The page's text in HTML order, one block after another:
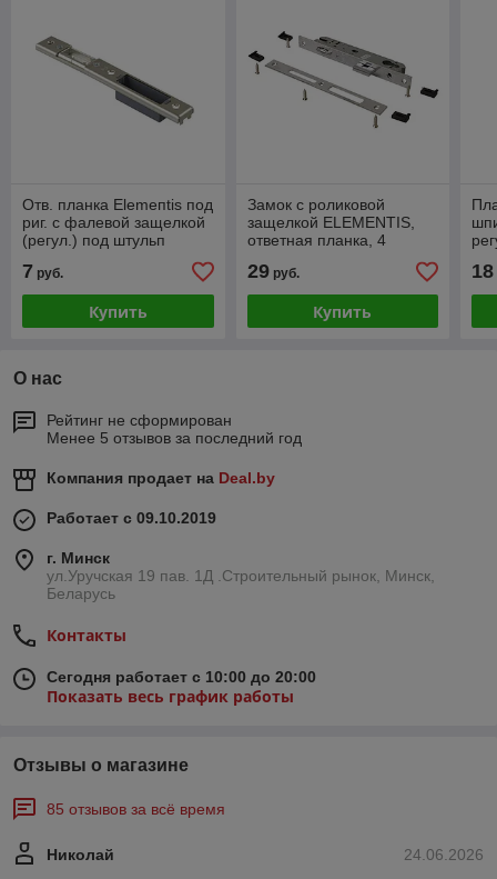
Отв. планка Elemeпtis под
риг. с фалевой защелкой
(регул.) под штульп
7 руб.
Купить
Замок с роликовой
защелкой ELEMENTIS,
ответная планка, 4
29руб.
Купить
18
О нас
Рейтинг не сформирован
Менее 5 отзывов за последний год
Компания продает на Deal.by
Работает с 09.10.2019
г. Минск
ул.Уручская 19 пав. 1Д .Строительный рынок, Минск,
Беларусь
Контакты
Сегодня работает с 10:00 до 20:00
Показать весь график работы
Отзывы о магазине
85 отзывов за всё время
24.06.2026
Николай